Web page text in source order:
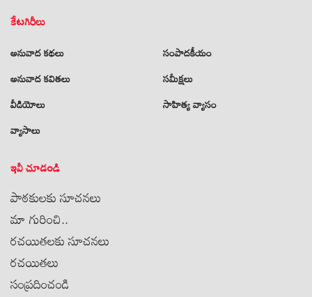
కేటగిరీలు
అనువాద కథలు
అనువాద కవితలు
వీడియోలు
వ్యాసాలు
సంపాదకీయం
సమీక్షలు
సాహిత్య వ్యాసం
ఇవీ చూడండి
పాఠకులకు సూచనలు
మా గురించి..
రచయితలకు సూచనలు
రచయితలు
సంప్రదించండి